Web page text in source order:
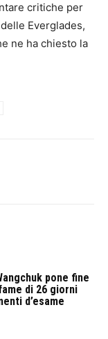
critiche per
Everglades,
ne ha chiesto la
pone fine
di 26 giorni
d’esame